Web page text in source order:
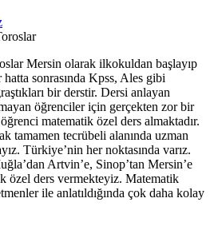
Mersin olarak ilkokuldan başlayıp
hatta sonrasında Kpss, Ales gibi
bir derstir. Dersi anlayan
öğrenciler için gerçekten zor bir
matematik özel ders almaktadır.
tamamen tecrübeli alanında uzman
Türkiye’nin her noktasında varız.
Artvin’e, Sinop’tan Mersin’e
özel ders vermekteyiz. Matematik
ile anlatıldığında çok daha kolay